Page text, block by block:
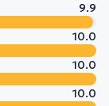
9.9
10.0
10.0
10.0